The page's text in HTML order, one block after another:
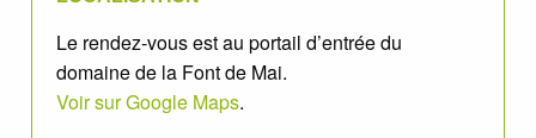
Le rendez-vous est au portail d’entrée du
domaine de la Font de Mai.
Voir sur Google Maps.